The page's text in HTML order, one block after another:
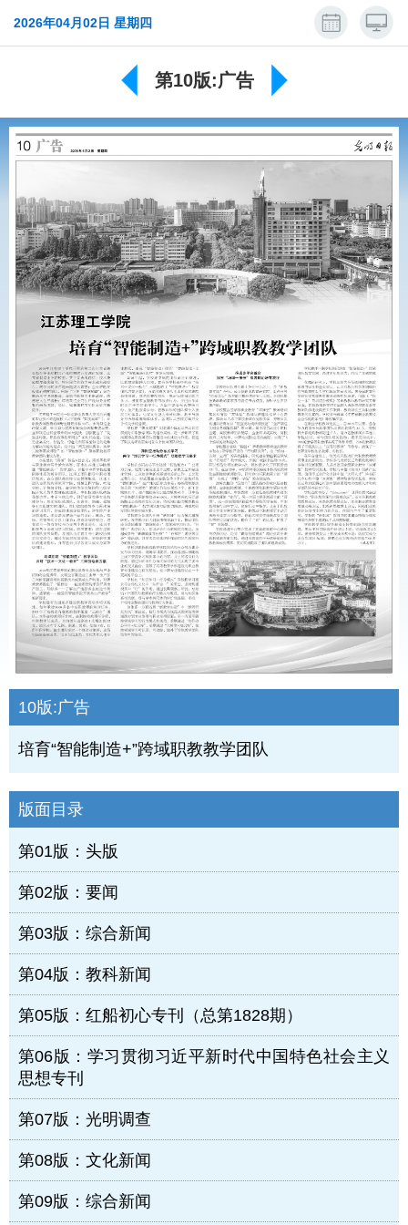
2026年04月02日 星期四
第10版:广告
10版:广告
培育“智能制造+”跨域职教教学团队
版面目录
第01版：头版
第02版：要闻
第03版：综合新闻
第04版：教科新闻
第05版：红船初心专刊（总第1828期）
第06版：学习贯彻习近平新时代中国特色社会主义
思想专刊
第07版：光明调查
第08版：文化新闻
第09版：综合新闻